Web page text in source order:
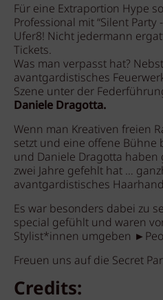
Für eine Extraportion Hype
Professional mit “Silent
Ufer8! Nicht jedermann
Tickets.
Was man verpasst hat?
avantgardistisches
Szene unter der
Daniele Dragotta.
Wenn man Kreativen freien
setzt und eine offene Bühne
und Daniele Dragotta haben
zwei Jahre gefehlt hat …
avantgardistisches
Es war besonders dabei zu
special gefühlt und waren
Stylist*innen umgeben
Freuen uns auf die Secret
Credits: